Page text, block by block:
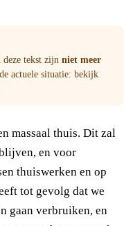
deze tekst zijn niet meer
actuele situatie: bekijk
massaal thuis. Dit zal
en voor
thuiswerken en op
tot gevolg dat we
gaan verbruiken, en